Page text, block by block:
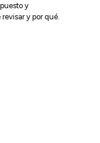
y
y por qué.